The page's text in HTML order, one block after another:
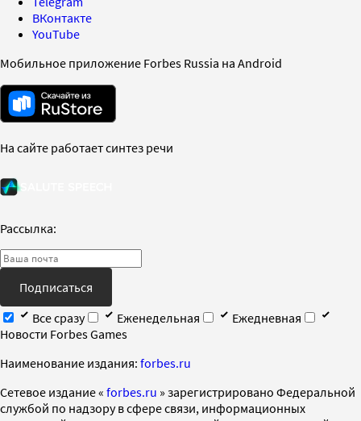
ВКонтакте
YouTube
Мобильное приложение Forbes Russia на Android
На сайте работает синтез речи
Рассылка:
Подписаться
Все сразу
Еженедельная
Ежедневная
Новости Forbes Games
Наименование издания: forbes.ru
Cетевое издание « forbes.ru » зарегистрировано Федеральной
службой по надзору в сфере связи, информационных